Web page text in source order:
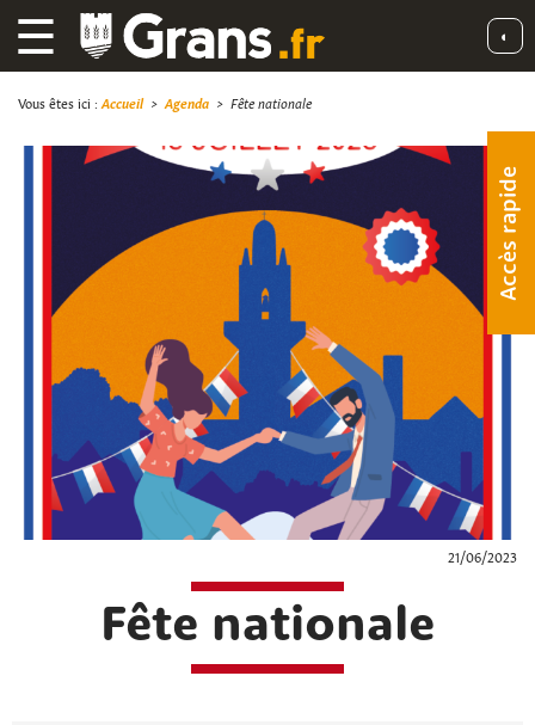
☰ ◐
Accès rapide
Vous êtes ici : Accueil> Agenda > Fête nationale
21/06/2023
Fête nationale